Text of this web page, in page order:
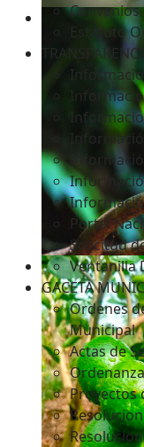
Convenios
Estatuto
Portal
Solicitud
Ventanilla
GACETA
Ordenes
Municipal
Actas de
Proyectos